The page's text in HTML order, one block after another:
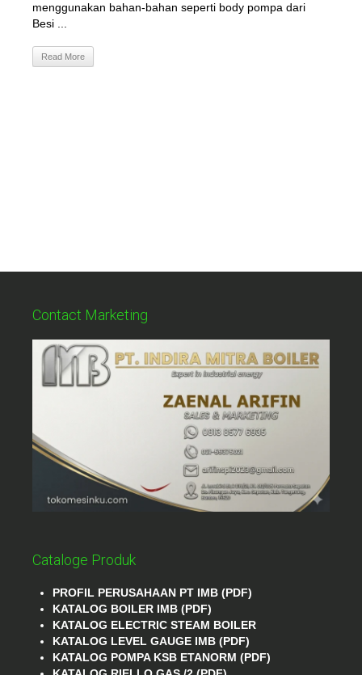
menggunakan bahan-bahan seperti body pompa dari
Besi ...
Read More
Contact Marketing
Cataloge Produk
PROFIL PERUSAHAAN PT IMB (PDF)
KATALOG BOILER IMB (PDF)
KATALOG ELECTRIC STEAM BOILER
KATALOG LEVEL GAUGE IMB (PDF)
KATALOG POMPA KSB ETANORM (PDF)